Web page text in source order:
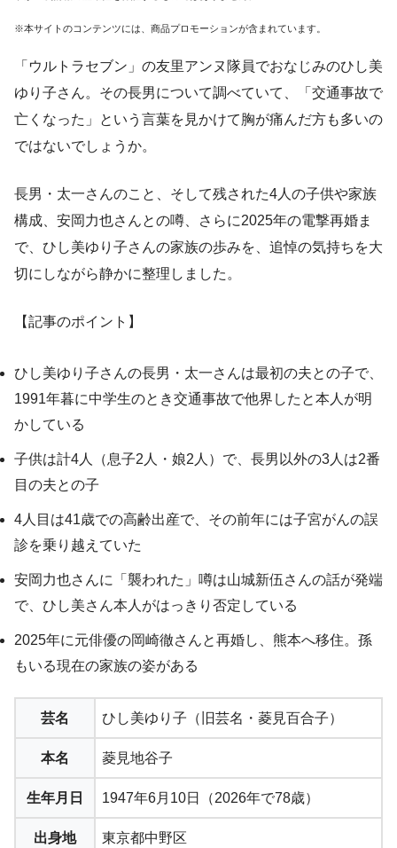
※本サイトのコンテンツには、商品プロモーションが含まれています。
「ウルトラセブン」の友里アンヌ隊員でおなじみのひし美
ゆり子さん。その長男について調べていて、「交通事故で
亡くなった」という言葉を見かけて胸が痛んだ方も多いの
ではないでしょうか。
長男・太一さんのこと、そして残された4人の子供や家族
構成、安岡力也さんとの噂、さらに2025年の電撃再婚ま
で、ひし美ゆり子さんの家族の歩みを、追悼の気持ちを大
切にしながら静かに整理しました。
【記事のポイント】
ひし美ゆり子さんの長男・太一さんは最初の夫との子で、
1991年暮に中学生のとき交通事故で他界したと本人が明
かしている
子供は計4人（息子2人・娘2人）で、長男以外の3人は2番
目の夫との子
4人目は41歳での高齢出産で、その前年には子宮がんの誤
診を乗り越えていた
安岡力也さんに「襲われた」噂は山城新伍さんの話が発端
で、ひし美さん本人がはっきり否定している
2025年に元俳優の岡崎徹さんと再婚し、熊本へ移住。孫
もいる現在の家族の姿がある
芸名 ひし美ゆり子（旧芸名・菱見百合子）
本名 菱見地谷子
生年月日 1947年6月10日（2026年で78歳）
出身地 東京都中野区